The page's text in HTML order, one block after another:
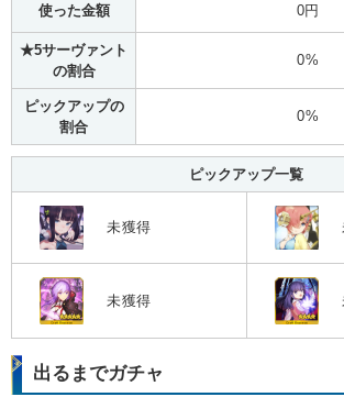
使った金額 0円
★5サーヴァント
の割合
0%
ピックアップの
割合
0%
ピックアップ一覧
未獲得
未獲得
出るまでガチャ